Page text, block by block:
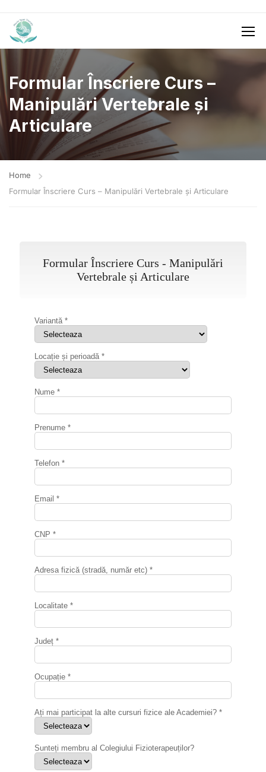
Formular Înscriere Curs –
Manipulări Vertebrale și
Articulare
Home
Formular Înscriere Curs – Manipulări Vertebrale și Articulare